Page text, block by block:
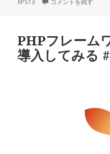
PHPフレーム
導入してみる